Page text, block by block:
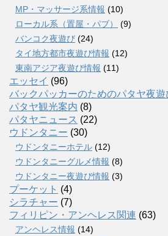
MP・マッサージ系情報 (10)
ローカル系（置屋・パブ）
(9)
バンコク夜遊び (24)
タイ地方都市夜遊び情報 (12)
東南アジア夜遊び情報 (11)
エッセイ (96)
バックパッカーのためのパタヤ夜遊
パタヤ観光案内 (8)
パタヤニュース (22)
ウドンタニー (30)
ウドンタニーホテル (12)
ウドンタニーグルメ情報 (8)
ウドンタニー夜遊び情報 (3)
プーケット (4)
シラチャー (7)
フィリピン・アンヘレス関連 (63)
アンヘレス情報 (14)